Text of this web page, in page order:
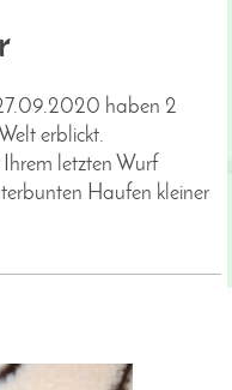
haben 2
erblickt.
letzten Wurf
Haufen kleiner